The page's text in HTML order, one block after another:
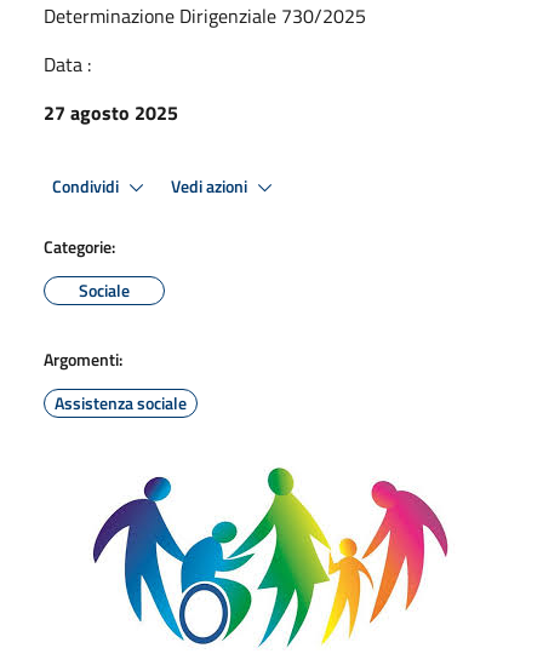
Determinazione Dirigenziale 730/2025
Data :
27 agosto 2025
Condividi Vedi azioni
Categorie:
Sociale
Argomenti:
Assistenza sociale